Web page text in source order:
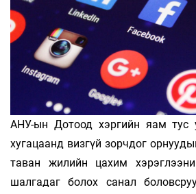
АНУ-ын Дотоод хэргийн яам тус
хугацаанд визгүй зорчдог
таван жилийн цахим
шалгадаг болох санал